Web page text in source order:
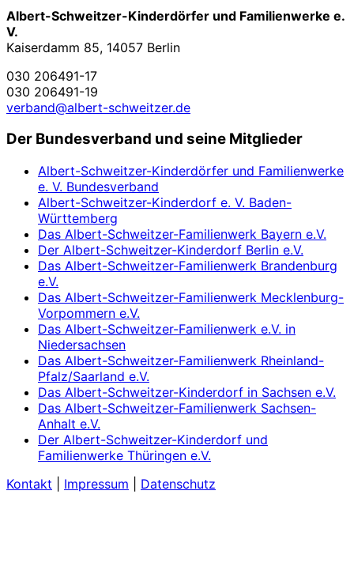
Albert-Schweitzer-Kinderdörfer und Familienwerke e.
V.
Kaiserdamm 85, 14057 Berlin
030 206491-17
030 206491-19
verband@albert-schweitzer.de
Der Bundesverband und seine Mitglieder
Albert-Schweitzer-Kinderdörfer und Familienwerke
e. V. Bundesverband
Albert-Schweitzer-Kinderdorf e. V. Baden-
Württemberg
Das Albert-Schweitzer-Familienwerk Bayern e.V.
Der Albert-Schweitzer-Kinderdorf Berlin e.V.
Das Albert-Schweitzer-Familienwerk Brandenburg
e.V.
Das Albert-Schweitzer-Familienwerk Mecklenburg-
Vorpommern e.V.
Das Albert-Schweitzer-Familienwerk e.V. in
Niedersachsen
Das Albert-Schweitzer-Familienwerk Rheinland-
Pfalz/Saarland e.V.
Das Albert-Schweitzer-Kinderdorf in Sachsen e.V.
Das Albert-Schweitzer-Familienwerk Sachsen-
Anhalt e.V.
Der Albert-Schweitzer-Kinderdorf und
Familienwerke Thüringen e.V.
Kontakt
Impressum Datenschutz